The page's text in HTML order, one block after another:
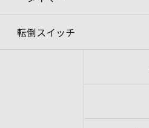
転倒スイッチ